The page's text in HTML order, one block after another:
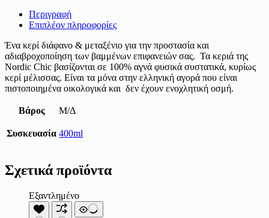
Περιγραφή
Επιπλέον πληροφορίες
Ένα κερί διάφανο & μεταξένιο για την προστασία και
αδιαβροχοποίηση των βαμμένων επιφανειών σας. Τα κεριά της
Nordic Chic βασίζονται σε 100% αγνά φυσικά συστατικά, κυρίως
κερί μέλισσας. Είναι τα μόνα στην ελληνική αγορά που είναι
πιστοποιημένα οικολογικά και δεν έχουν ενοχλητική οσμή.
Βάρος Μ/Δ
Συσκευασία 400ml
Σχετικά προϊόντα
Εξαντλημένο